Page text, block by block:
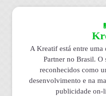
A Kreatif está entre uma
Partner no Brasil. O
reconhecidos como
desenvolvimento e na
publicidade on-